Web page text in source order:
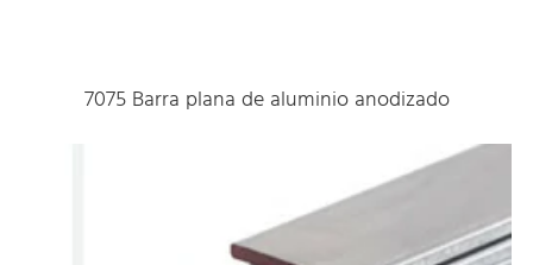
7075 Barra plana de aluminio anodizado